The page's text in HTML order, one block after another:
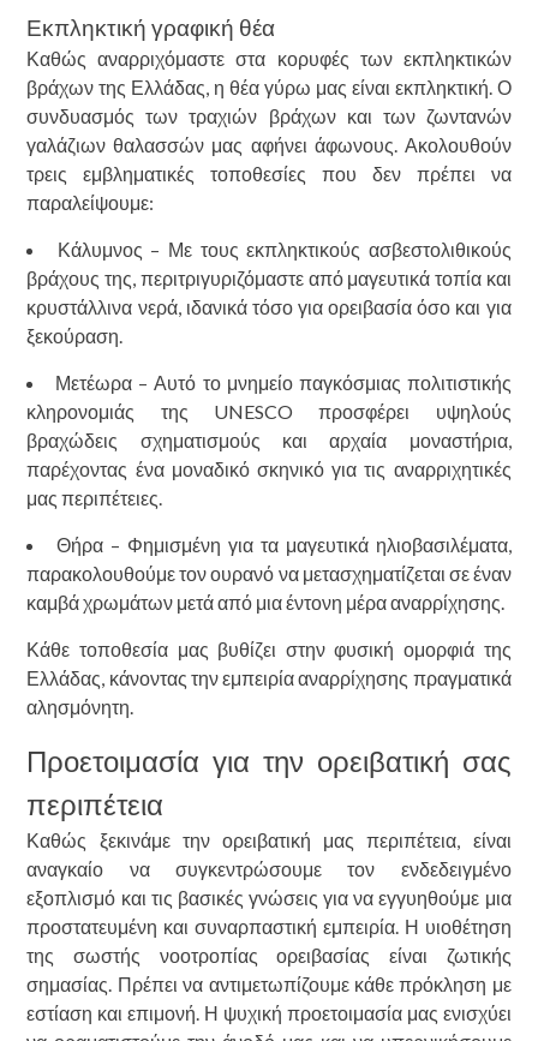
Εκπληκτική γραφική θέα
Καθώς αναρριχόμαστε στα κορυφές των εκπληκτικών
βράχων της Ελλάδας, η θέα γύρω μας είναι εκπληκτική. Ο
συνδυασμός των τραχιών βράχων και των ζωντανών
γαλάζιων θαλασσών μας αφήνει άφωνους. Ακολουθούν
τρεις εμβληματικές τοποθεσίες που δεν πρέπει να
παραλείψουμε:
Κάλυμνος – Με τους εκπληκτικούς ασβεστολιθικούς
βράχους της, περιτριγυριζόμαστε από μαγευτικά τοπία και
κρυστάλλινα νερά, ιδανικά τόσο για ορειβασία όσο και για
ξεκούραση.
Μετέωρα – Αυτό το μνημείο παγκόσμιας πολιτιστικής
κληρονομιάς της UNESCO προσφέρει υψηλούς
βραχώδεις σχηματισμούς και αρχαία μοναστήρια,
παρέχοντας ένα μοναδικό σκηνικό για τις αναρριχητικές
μας περιπέτειες.
Θήρα – Φημισμένη για τα μαγευτικά ηλιοβασιλέματα,
παρακολουθούμε τον ουρανό να μετασχηματίζεται σε έναν
καμβά χρωμάτων μετά από μια έντονη μέρα αναρρίχησης.
Κάθε τοποθεσία μας βυθίζει στην φυσική ομορφιά της
Ελλάδας, κάνοντας την εμπειρία αναρρίχησης πραγματικά
αλησμόνητη.
Προετοιμασία για την ορειβατική σας
περιπέτεια
Καθώς ξεκινάμε την ορειβατική μας περιπέτεια, είναι
αναγκαίο να συγκεντρώσουμε τον ενδεδειγμένο
εξοπλισμό και τις βασικές γνώσεις για να εγγυηθούμε μια
προστατευμένη και συναρπαστική εμπειρία. Η υιοθέτηση
της σωστής νοοτροπίας ορειβασίας είναι ζωτικής
σημασίας. Πρέπει να αντιμετωπίζουμε κάθε πρόκληση με
εστίαση και επιμονή. Η ψυχική προετοιμασία μας ενισχύει